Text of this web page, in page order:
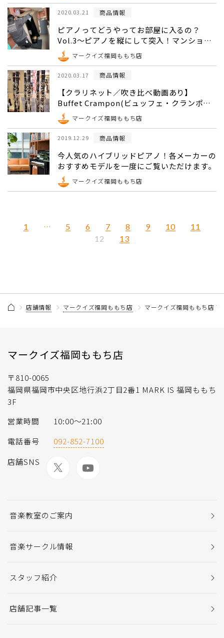
2020.03.21 商品情報
ピアノってどうやってお部屋に入るの？
Vol.3～ピアノを縦にして突入！マンション
編～ マークイズ福岡ももち店
2020.03.17 商品情報
【クラリネット／吹き比べ動画あり】
Buffet Crampon(ビュッフェ・クランポン)
購入するなら、福岡ももち店へ！（2023年5
月更新）
マークイズ福岡ももち店
2019.12.29 商品情報
今人気のハイブリッドピアノ！各メーカーの
おすすめモデルを一度にご覧いただけます。
マークイズ福岡ももち店
1 … 5 6 7 8 9 10
11
12
13
店舗情報 マークイズ福岡ももち店 マークイズ福岡ももち店
マークイズ福岡ももち店
〒810-0065
福岡県福岡市中央区地行浜2丁目2番1 MARK IS 福岡ももち
3F
営業時間
10:00～21:00
電話番号
092-852-7100
店舗SNS
音楽教室のご案内
音楽サークル情報
スタッフ紹介
店舗記事一覧